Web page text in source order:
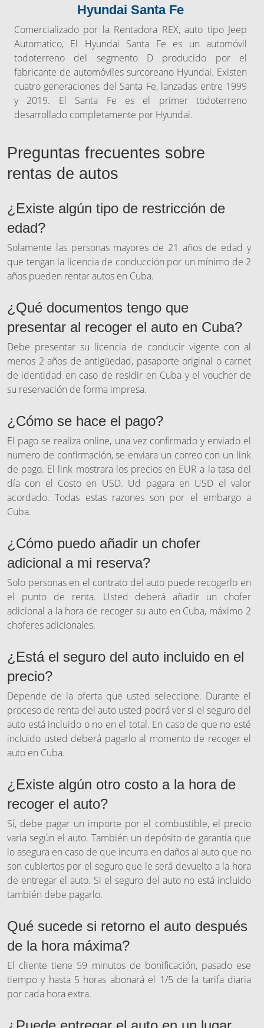
Hyundai Santa Fe
Comercializado por la Rentadora REX, auto tipo Jeep
Automatico, El Hyundai Santa Fe es un automóvil
todoterreno del segmento D producido por el
fabricante de automóviles surcoreano Hyundai. Existen
cuatro generaciones del Santa Fe, lanzadas entre 1999
y 2019. El Santa Fe es el primer todoterreno
desarrollado completamente por Hyundai.
Preguntas frecuentes sobre
rentas de autos
¿Existe algún tipo de restricción de
edad?
Solamente las personas mayores de 21 años de edad y
que tengan la licencia de conducción por un mínimo de 2
años pueden rentar autos en Cuba.
¿Qué documentos tengo que
presentar al recoger el auto en Cuba?
Debe presentar su licencia de conducir vigente con al
menos 2 años de antigüedad, pasaporte original o carnet
de identidad en caso de residir en Cuba y el voucher de
su reservación de forma impresa.
¿Cómo se hace el pago?
El pago se realiza online, una vez confirmado y enviado el
numero de confirmación, se enviara un correo con un link
de pago. El link mostrara los precios en EUR a la tasa del
día con el Costo en USD. Ud pagara en USD el valor
acordado. Todas estas razones son por el embargo a
Cuba.
¿Cómo puedo añadir un chofer
adicional a mi reserva?
Solo personas en el contrato del auto puede recogerlo en
el punto de renta. Usted deberá añadir un chofer
adicional a la hora de recoger su auto en Cuba, máximo 2
choferes adicionales.
¿Está el seguro del auto incluido en el
precio?
Depende de la oferta que usted seleccione. Durante el
proceso de renta del auto usted podrá ver si el seguro del
auto está incluido o no en el total. En caso de que no esté
incluido usted deberá pagarlo al momento de recoger el
auto en Cuba.
¿Existe algún otro costo a la hora de
recoger el auto?
Sí, debe pagar un importe por el combustible, el precio
varía según el auto. También un depósito de garantía que
lo asegura en caso de que incurra en daños al auto que no
son cubiertos por el seguro que le será devuelto a la hora
de entregar el auto. Si el seguro del auto no está incluido
también debe pagarlo.
Qué sucede si retorno el auto después
de la hora máxima?
El cliente tiene 59 minutos de bonificación, pasado ese
tiempo y hasta 5 horas abonará el 1/5 de la tarifa diaria
por cada hora extra.